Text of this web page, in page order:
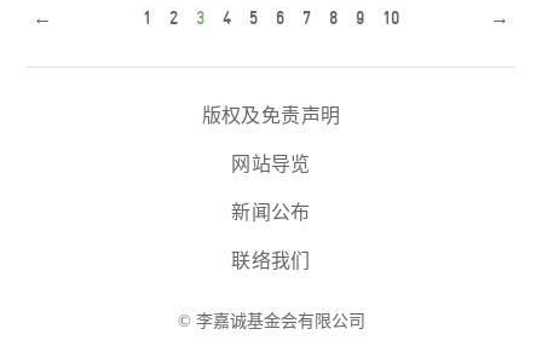
← 1 2 3 4 5 6 7 8 9 10 →
版权及免责声明
网站导览
新闻公布
联络我们
© 李嘉诚基金会有限公司